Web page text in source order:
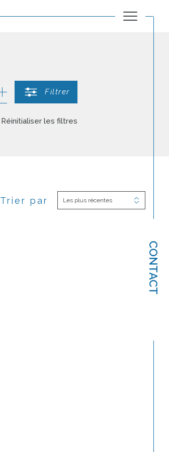
CONTACT
Filtrer
Réinitialiser les filtres
Trier par Les plus récentes